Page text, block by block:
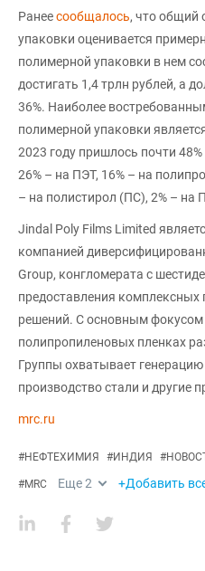
Ранеесообщалось, что общий
упаковки оценивается
полимерной упаковки в нем
достигать 1,4 трлн рублей, а
36%. Наиболее
полимерной упаковки
2023 году пришлось почти
26% – на ПЭТ, 16% – на
– на полистирол (ПС), 2% – на
Jindal Poly Films Limited
компанией
Group, конгломерата с
предоставления
решений. С основным
полипропиленовых пленках
Группы охватывает генерацию
производство стали и другие
mrc.ru
#НЕФТЕХИМИЯ #ИНДИЯ #
#MRC Еще2 +Добавить